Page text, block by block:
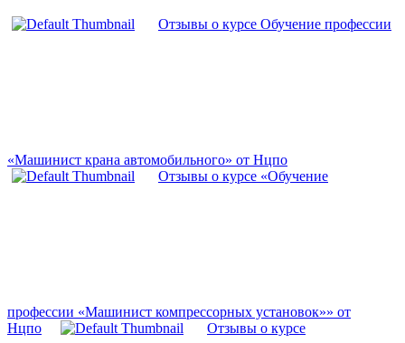
Отзывы о курсе Обучение профессии
«Машинист крана автомобильного» от Нцпо
Отзывы о курсе «Обучение
профессии «Машинист компрессорных установок»» от
Нцпо
Отзывы о курсе